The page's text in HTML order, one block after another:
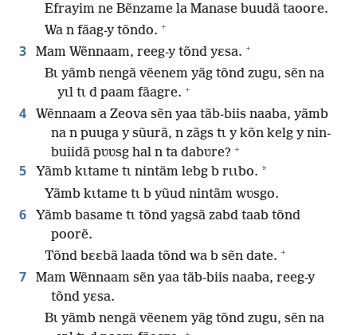
Efrayim ne Bẽnzame la Manase buudã taoore.
Wa n fãag-y tõndo. +
3 Mam Wẽnnaam, reeg-y tõnd yɛsa. +
Bɩ yãmb nengã vẽenem yãg tõnd zugu, sẽn na
yɩl tɩ d paam fãagre. +
4
Wẽnnaam a Zeova sẽn yaa tãb-biis naaba, yãmb
na n puuga y sũurã, n zãgs tɩ y kõn kelg y nin-
buiidã pʋʋsg hal n ta dabʋre? +
5 Yãmb kɩtame tɩ nintãm lebg b rɩɩbo. *
Yãmb kɩtame tɩ b yũud nintãm wʋsgo.
6
Yãmb basame tɩ tõnd yagsã zabd taab tõnd
poorẽ.
Tõnd bɛɛbã laada tõnd wa b sẽn date. +
7
Mam Wẽnnaam sẽn yaa tãb-biis naaba, reeg-y
tõnd yɛsa.
Bɩ yãmb nengã vẽenem yãg tõnd zugu, sẽn na